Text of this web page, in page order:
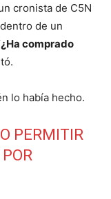
cronista de C5N
de un
¿Ha comprado
lo había hecho.
PERMITIR